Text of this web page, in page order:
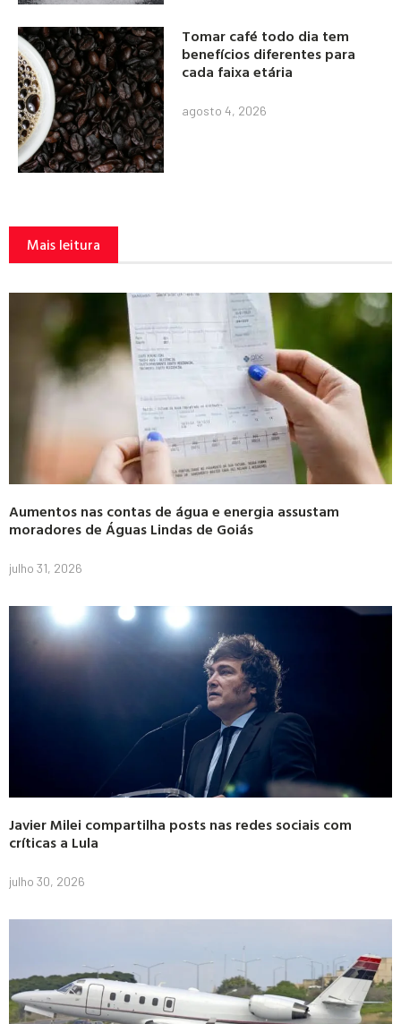
Tomar café todo dia tem
benefícios diferentes para
cada faixa etária
agosto 4, 2026
Mais leitura
Aumentos nas contas de água e energia assustam
moradores de Águas Lindas de Goiás
julho 31, 2026
Javier Milei compartilha posts nas redes sociais com
críticas a Lula
julho 30, 2026